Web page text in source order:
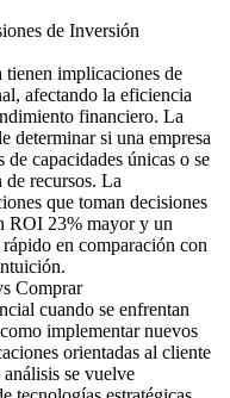
de Inversión
implicaciones de
afectando la eficiencia
financiero. La
determinar si una empresa
capacidades únicas o se
de recursos. La
que toman decisiones
ROI 23% mayor y un
en comparación con
Comprar
cuando se enfrentan
implementar nuevos
orientadas al cliente
se vuelve